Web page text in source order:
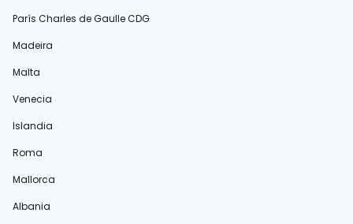
París Charles de Gaulle CDG
Madeira
Malta
Venecia
Islandia
Roma
Mallorca
Albania